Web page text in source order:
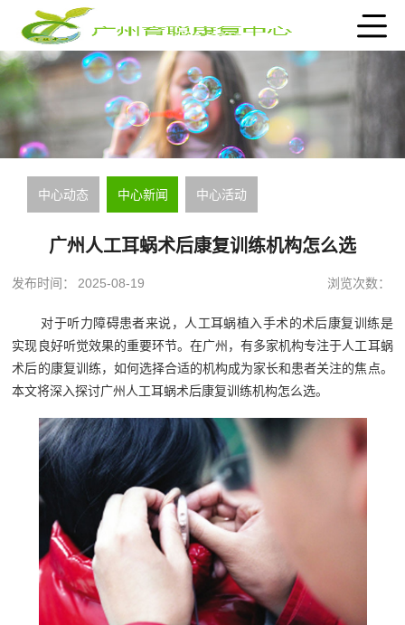
中心动态 中心新闻 中心活动
广州人工耳蜗术后康复训练机构怎么选
发布时间： 2025-08-19 浏览次数：
对于听力障碍患者来说，人工耳蜗植入手术的术后康复训练是
实现良好听觉效果的重要环节。在广州，有多家机构专注于人工耳蜗
术后的康复训练，如何选择合适的机构成为家长和患者关注的焦点。
本文将深入探讨广州人工耳蜗术后康复训练机构怎么选。